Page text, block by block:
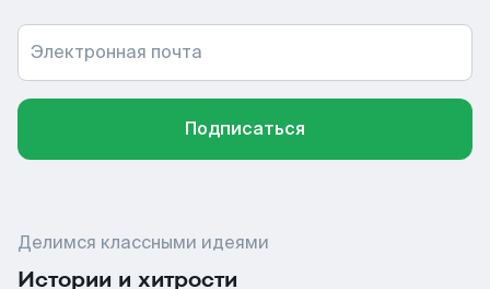
Электронная почта
Подписаться
Делимся классными идеями
Истории и хитрости